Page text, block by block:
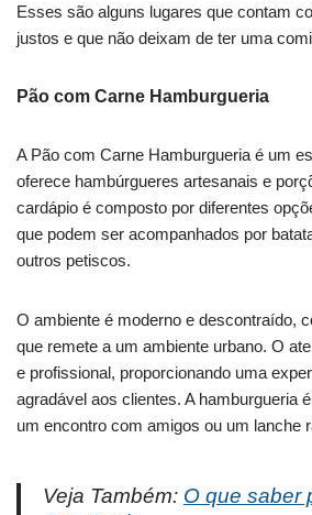
Esses são alguns lugares que contam
justos e que não deixam de ter uma
Pão com Carne Hamburgueria
A Pão com Carne Hamburgueria é um
oferece hambúrgueres artesanais e
cardápio é composto por diferentes
que podem ser acompanhados por
outros petiscos.
O ambiente é moderno e descontraído,
que remete a um ambiente urbano. O
e profissional, proporcionando uma
agradável aos clientes. A hamburgueria
um encontro com amigos ou um lanche
Veja Também: O que saber